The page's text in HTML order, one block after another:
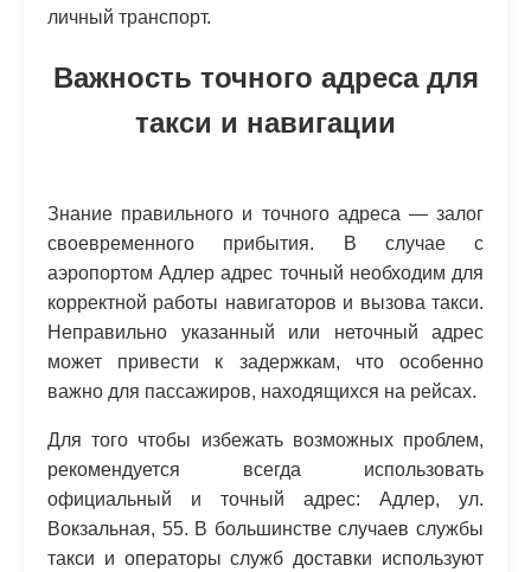
личный транспорт.
Важность точного адреса для
такси и навигации
Знание правильного и точного адреса — залог
своевременного прибытия. В случае с
аэропортом Адлер адрес точный необходим для
корректной работы навигаторов и вызова такси.
Неправильно указанный или неточный адрес
может привести к задержкам, что особенно
важно для пассажиров, находящихся на рейсах.
Для того чтобы избежать возможных проблем,
рекомендуется всегда использовать
официальный и точный адрес: Адлер, ул.
Вокзальная, 55. В большинстве случаев службы
такси и операторы служб доставки используют